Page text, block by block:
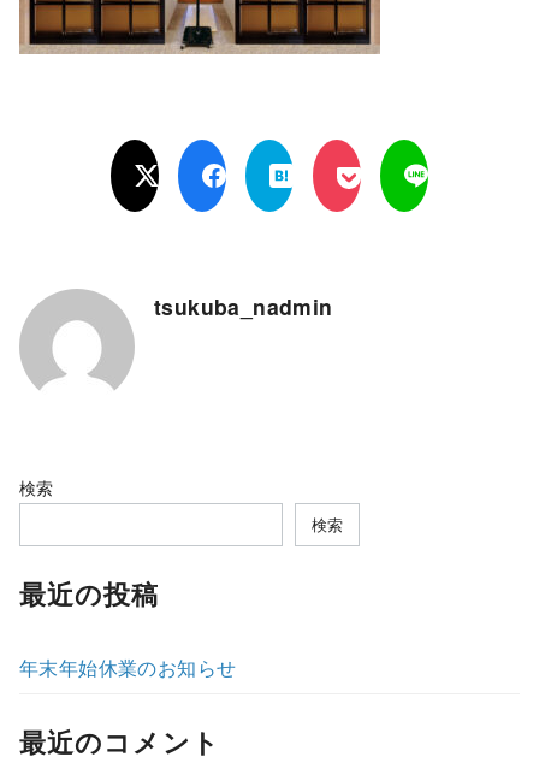
tsukuba_nadmin
検索
検索
最近の投稿
年末年始休業のお知らせ
最近のコメント